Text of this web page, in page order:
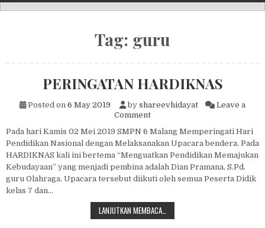
Tag: guru
PERINGATAN HARDIKNAS
Posted on 6 May 2019 by shareevhidayat
Leave a
Commenton PERINGATAN HARDIKNAS
Pada hari Kamis 02 Mei 2019 SMPN 6 Malang Memperingati Hari
Pendidikan Nasional dengan Melaksanakan Upacara bendera. Pada
HARDIKNAS kali ini bertema “Menguatkan Pendidikan Memajukan
Kebudayaan” yang menjadi pembina adalah Dian Pramana, S.Pd.
guru Olahraga. Upacara tersebut diikuti oleh semua Peserta Didik
kelas 7 dan…
LANJUTKAN MEMBACA…